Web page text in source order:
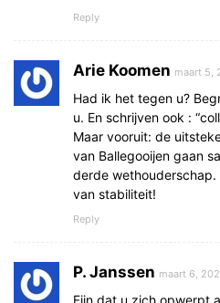
Reply
Arie Koomen maart 5,
Had ik het tegen u?
u. En schrijven ook :
Maar vooruit: de
van Ballegooijen gaan
derde wethouderschap.
van stabiliteit!
Reply
P. Janssen maart 6,